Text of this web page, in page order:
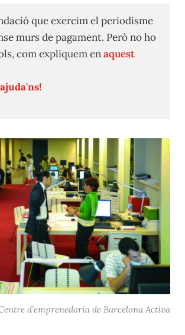
que exercim el periodisme
murs de pagament. Però no ho
com expliquem enaquest
d’emprenedoria de Barcelona Activa